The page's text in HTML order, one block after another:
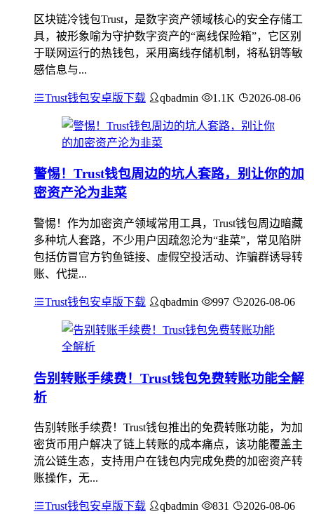
区块链冷钱包Trust，是数字资产领域核心的安全存储工
具，被形象喻为守护数字资产的“离线保险箱”，它区别
于联网运行的热钱包，采用离线存储机制，将私钥等敏
感信息与...
Trust钱包安卓版下载 qbadmin 1.1K 2026-08-06
警惕！Trust钱包周边的坑人套路，别让你的加
密资产沦为韭菜
警惕！作为加密资产领域常用工具，Trust钱包周边暗藏
多种坑人套路，不少用户因疏忽沦为“韭菜”，常见陷阱
包括仿冒官方钓鱼链接、虚假空投活动、诈骗群诱导转
账、代提...
Trust钱包安卓版下载 qbadmin 997 2026-08-06
告别转账手续费！Trust钱包免费转账功能全解
析
告别转账手续费！Trust钱包推出的免费转账功能，为加
密货币用户解决了链上转账的成本痛点，该功能覆盖主
流公链生态，支持用户在钱包内完成免费的加密资产转
账操作，无...
Trust钱包安卓版下载 qbadmin 831 2026-08-06